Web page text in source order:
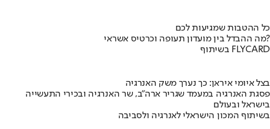
כל ההטבות שמגיעות לכם
מה ההבדל בין מועדון תעופה וכרטיס אשראי?
בשיתוף FLYCARD
בצל איומי איראן: כך נערך משק האנרגיה
פסגת האנרגיה במעמד שגריר ארה"ב, שר האנרגיה ובכירי התעשייה
בישראל ובעולם
בשיתוף המכון הישראלי לאנרגיה ולסביבה